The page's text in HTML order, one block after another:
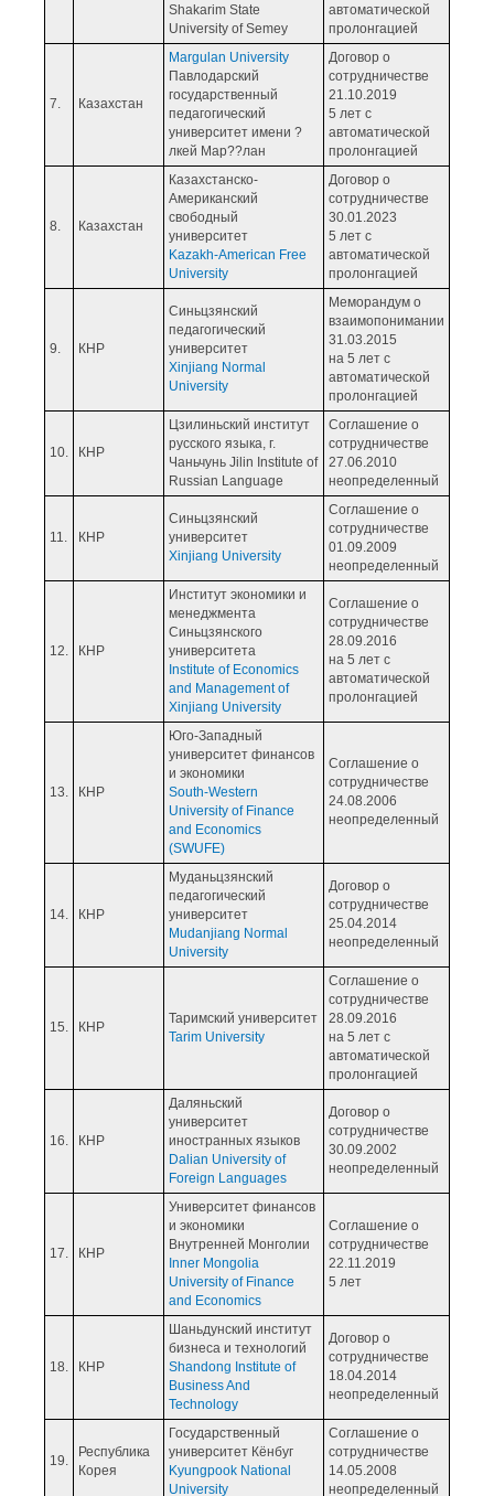
Shakarim State
University of Semey
автоматической
пролонгацией
7. Казахстан
Margulan University
Павлодарский
государственный
педагогический
университет имени ?
лкей Мар??лан
Договор о
сотрудничестве
21.10.2019
5 лет с
автоматической
пролонгацией
8. Казахстан
Казахстанско-
Американский
свободный
университет
Kazakh-American Free
University
Договор о
сотрудничестве
30.01.2023
5 лет с
автоматической
пролонгацией
9. КНР
Синьцзянский
педагогический
университет
Xinjiang Normal
University
Меморандум о
взаимопонимании
31.03.2015
на 5 лет с
автоматической
пролонгацией
10. КНР
Цзилиньский институт
русского языка, г.
Чаньчунь Jilin Institute of
Russian Language
Соглашение о
сотрудничестве
27.06.2010
неопределенный
11. КНР
Синьцзянский
университет
Xinjiang University
Соглашение о
сотрудничестве
01.09.2009
неопределенный
12. КНР
Институт экономики и
менеджмента
Синьцзянского
университета
Institute of Economics
and Management of
Xinjiang University
Соглашение о
сотрудничестве
28.09.2016
на 5 лет с
автоматической
пролонгацией
13. КНР
Юго-Западный
университет финансов
и экономики
South-Western
University of Finance
and Economics
(SWUFE)
Соглашение о
сотрудничестве
24.08.2006
неопределенный
14. КНР
Муданьцзянский
педагогический
университет
Mudanjiang Normal
University
Договор о
сотрудничестве
25.04.2014
неопределенный
15. КНР
Таримский университет
Tarim University
Соглашение о
сотрудничестве
28.09.2016
на 5 лет с
автоматической
пролонгацией
16. КНР
Даляньский
университет
иностранных языков
Dalian University of
Foreign Languages
Договор о
сотрудничестве
30.09.2002
неопределенный
17. КНР
Университет финансов
и экономики
Внутренней Монголии
Inner Mongolia
University of Finance
and Economics
Соглашение о
сотрудничестве
22.11.2019
5 лет
18. КНР
Шаньдунский институт
бизнеса и технологий
Shandong Institute of
Business And
Technology
Договор о
сотрудничестве
18.04.2014
неопределенный
19.
Республика
Корея
Государственный
университет Кёнбуг
Kyungpook National
University
Соглашение о
сотрудничестве
14.05.2008
неопределенный